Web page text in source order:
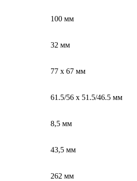
100 мм
32 мм
77 x 67 мм
61.5/56 x 51.5/46.5 мм
8,5 мм
43,5 мм
262 мм